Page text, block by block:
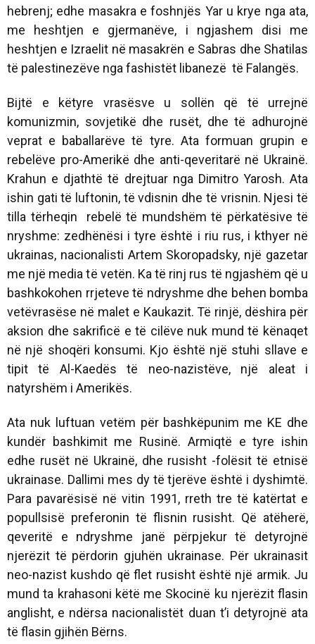
hebrenj; edhe masakra e foshnjës Yar u krye nga ata,
me heshtjen e gjermanëve, i ngjashem disi me
heshtjen e Izraelit në masakrën e Sabras dhe Shatilas
të palestinezëve nga fashistët libanezë të Falangës.
Bijtë e këtyre vrasësve u sollën që të urrejnë
komunizmin, sovjetikë dhe rusët, dhe të adhurojnë
veprat e baballarëve të tyre. Ata formuan grupin e
rebelëve pro-Amerikë dhe anti-qeveritarë në Ukrainë.
Krahun e djathtë të drejtuar nga Dimitro Yarosh. Ata
ishin gati të luftonin, të vdisnin dhe të vrisnin. Njesi të
tilla tërheqin rebelë të mundshëm të përkatësive të
nryshme: zedhënësi i tyre është i riu rus, i kthyer në
ukrainas, nacionalisti Artem Skoropadsky, një gazetar
me një media të vetën. Ka të rinj rus të ngjashëm që u
bashkokohen rrjeteve të ndryshme dhe behen bomba
vetëvrasëse në malet e Kaukazit. Të rinjë, dëshira për
aksion dhe sakrificë e të cilëve nuk mund të kënaqet
në një shoqëri konsumi. Kjo është një stuhi sllave e
tipit të Al-Kaedës të neo-nazistëve, një aleat i
natyrshëm i Amerikës.
Ata nuk luftuan vetëm për bashkëpunim me KE dhe
kundër bashkimit me Rusinë. Armiqtë e tyre ishin
edhe rusët në Ukrainë, dhe rusisht -folësit të etnisë
ukrainase. Dallimi mes dy të tjerëve është i dyshimtë.
Para pavarësisë në vitin 1991, rreth tre të katërtat e
popullsisë preferonin të flisnin rusisht. Që atëherë,
qeveritë e ndryshme janë përpjekur të detyrojnë
njerëzit të përdorin gjuhën ukrainase. Për ukrainasit
neo-nazist kushdo që flet rusisht është një armik. Ju
mund ta krahasoni këtë me Skocinë ku njerëzit flasin
anglisht, e ndërsa nacionalistët duan t’i detyrojnë ata
të flasin gjihën Bërns.